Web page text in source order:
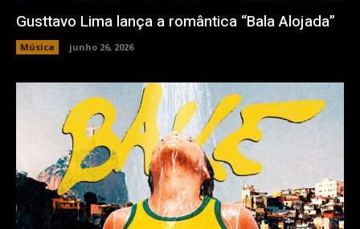
Gusttavo Lima lança a romântica “Bala Alojada”
Música junho 26, 2026